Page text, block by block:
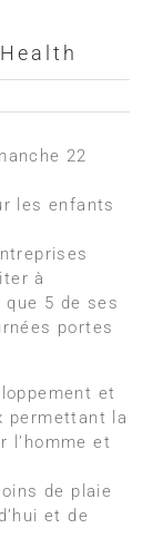
22
les enfants
à
5 de ses
portes
et
permettant la
l’homme et
de plaie
et de